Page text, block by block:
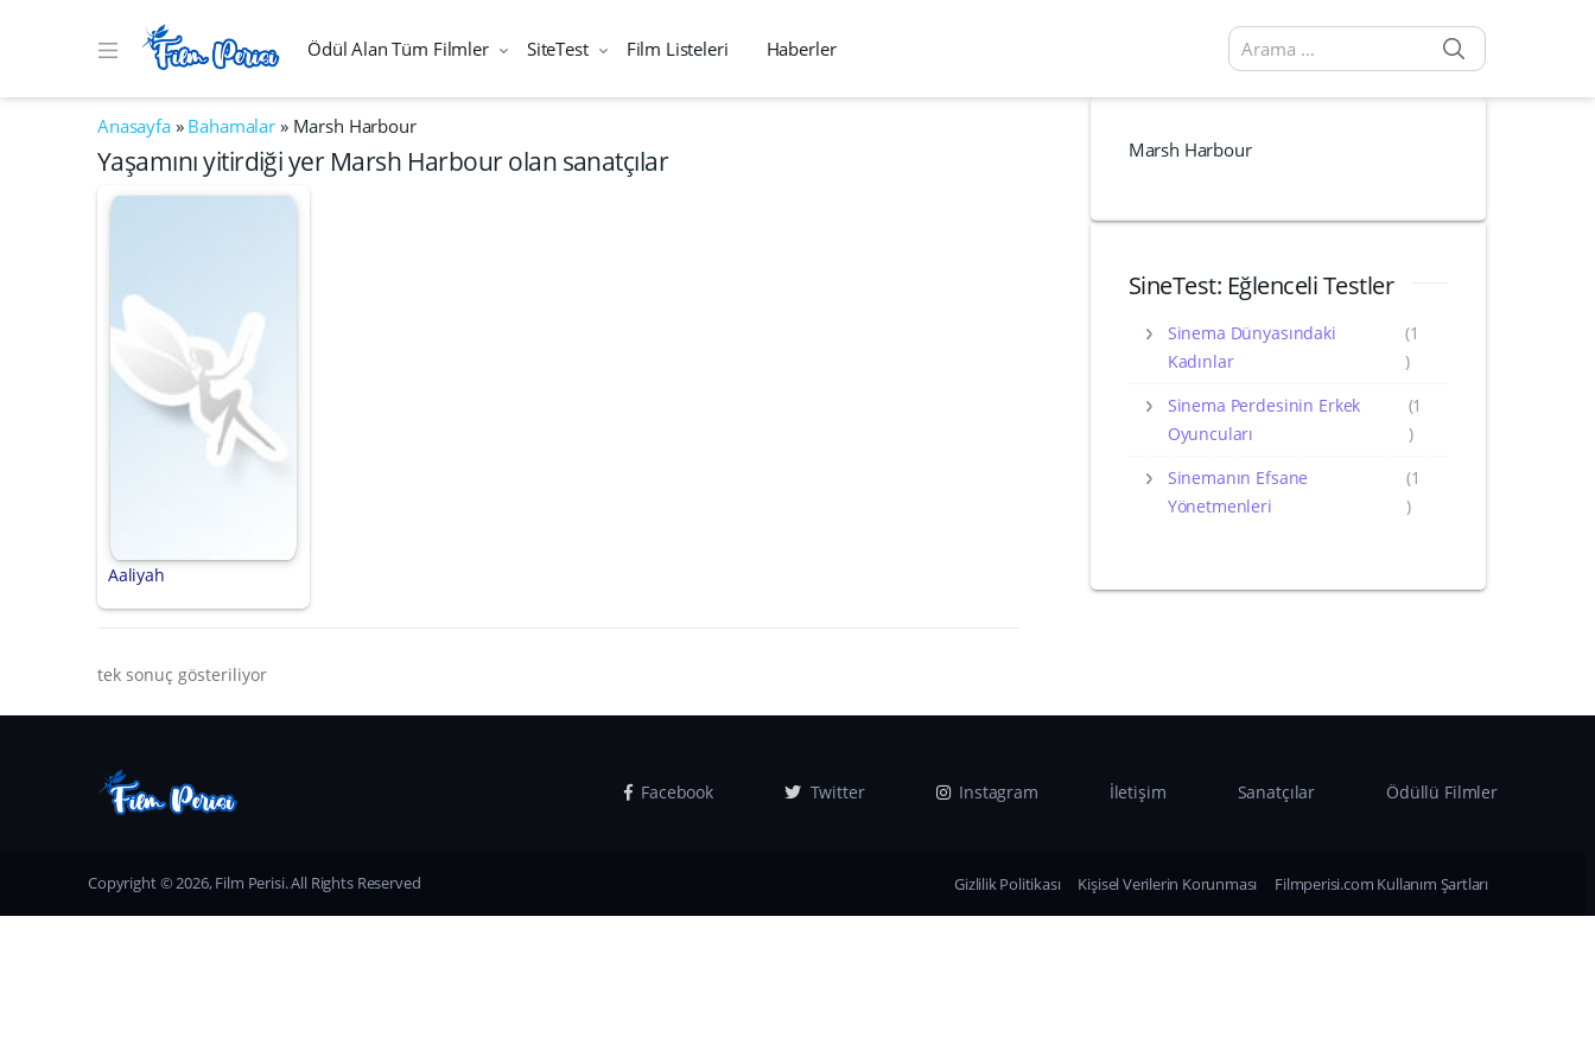
Ödül Alan Tüm Filmler SiteTest Film Listeleri Haberler
Arama sonuçları:
Anasayfa» Bahamalar » Marsh Harbour
Yaşamını yitirdiği yer Marsh Harbour olan sanatçılar
Aaliyah
tek sonuç gösteriliyor
Marsh Harbour
SineTest: Eğlenceli Testler
Sinema Dünyasındaki
Kadınlar
(1
)
Sinema Perdesinin Erkek
Oyuncuları
(1
)
Sinemanın Efsane
Yönetmenleri
(1
)
Facebook Twitter Instagram İletişim Sanatçılar Ödüllü Filmler
Copyright © 2026, Film Perisi. All Rights Reserved Gizlilik Politikası Kişisel Verilerin Korunması Filmperisi.com Kullanım Şartları